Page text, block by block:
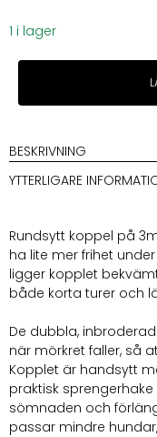
1 i lager
Metizokoppel
Runt
3m
55mm
hake
BESKRIVNING
YTTERLIGARE
Rundsytt koppel på
ha lite mer frihet
ligger kopplet
både korta turer och
De dubbla,
när mörkret faller, så
Kopplet är handsytt
praktisk
sömnaden och
passar mindre